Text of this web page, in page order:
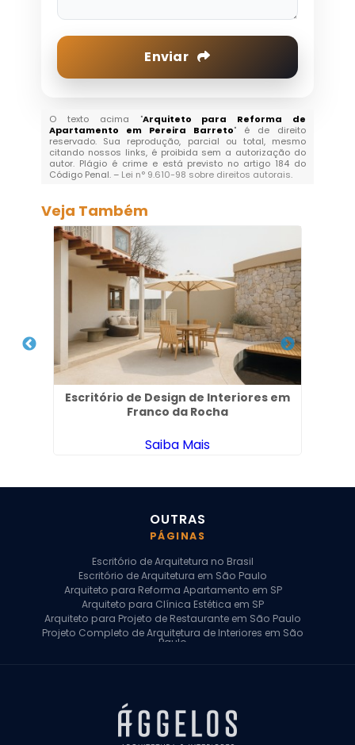
Enviar
O texto acima "Arquiteto para Reforma de
Apartamento em Pereira Barreto" é de direito
reservado. Sua reprodução, parcial ou total, mesmo
citando nossos links, é proibida sem a autorização do
autor. Plágio é crime e está previsto no artigo 184 do
Código Penal. – Lei n° 9.610-98 sobre direitos autorais.
Veja Também
Escritório de Design de Interiores em
Franco da Rocha
Saiba Mais
OUTRAS
PÁGINAS
Escritório de Arquitetura no Brasil
Escritório de Arquitetura em São Paulo
Arquiteto para Reforma Apartamento em SP
Arquiteto para Clínica Estética em SP
Arquiteto para Projeto de Restaurante em São Paulo
Projeto Completo de Arquitetura de Interiores em São
Paulo
Arquiteto para Projeto Comercial em São Paulo
Arquiteto Comercial
Arquiteto para Reforma de Apartamento